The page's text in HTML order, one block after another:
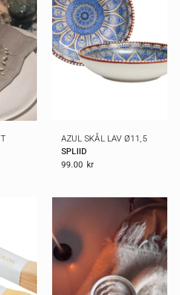
AZUL SKÅL LAV Ø11,5
SPLIID
99.00 Kr